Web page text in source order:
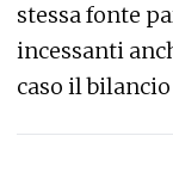
stessa fonte
incessanti
caso il